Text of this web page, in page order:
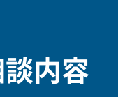
内容